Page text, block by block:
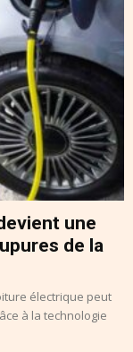
une
de la
électrique peut
à la technologie